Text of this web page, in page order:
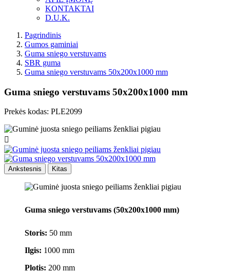
KONTAKTAI
D.U.K.
Pagrindinis
Gumos gaminiai
Guma sniego verstuvams
SBR guma
Guma sniego verstuvams 50x200x1000 mm
Guma sniego verstuvams 50x200x1000 mm
Prekės kodas: PLE2099

Ankstesnis Kitas
Guma sniego verstuvams (50x200x1000 mm)
Storis: 50 mm
Ilgis: 1000 mm
Plotis: 200 mm